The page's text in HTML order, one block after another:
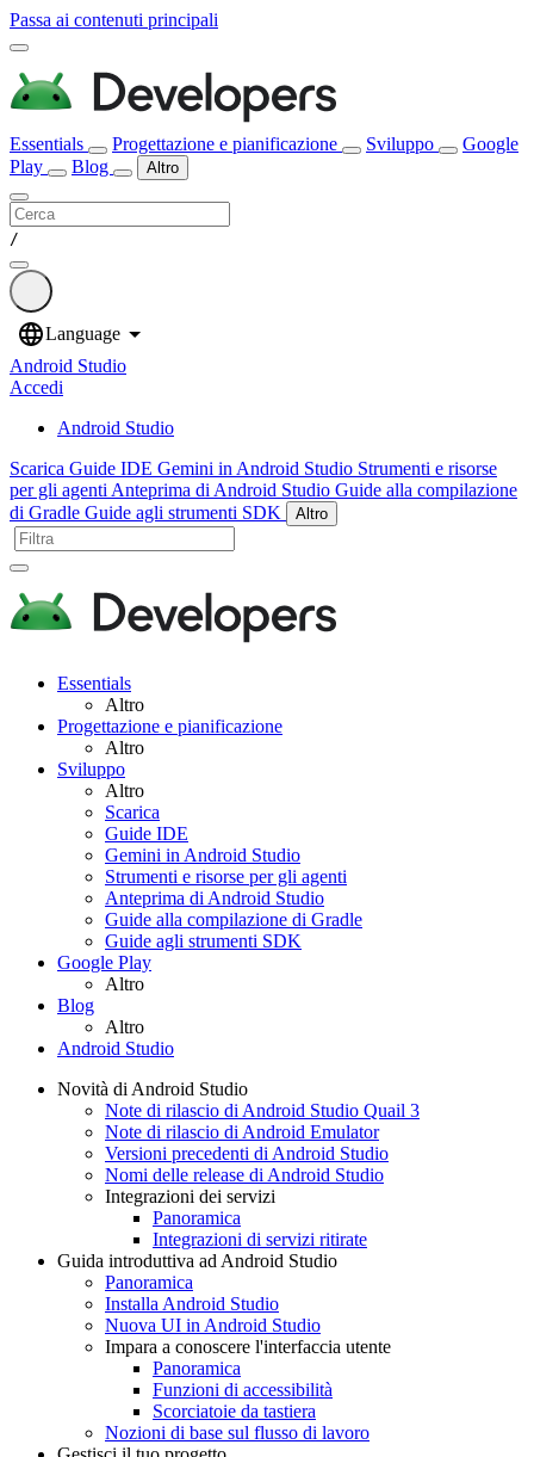
Passa ai contenuti principali
Essentials Progettazione e pianificazione Sviluppo
Google
Play
Blog Altro
/
Android Studio
Accedi
Android Studio
Scarica Guide IDE Gemini in Android Studio Strumenti e risorse
per gli agenti Anteprima di Android Studio Guide alla compilazione
di Gradle Guide agli strumenti SDK Altro
Essentials
Altro
Progettazione e pianificazione
Altro
Sviluppo
Altro
Scarica
Guide IDE
Gemini in Android Studio
Strumenti e risorse per gli agenti
Anteprima di Android Studio
Guide alla compilazione di Gradle
Guide agli strumenti SDK
Google Play
Altro
Blog
Altro
Android Studio
Novità di Android Studio
Note di rilascio di Android Studio Quail 3
Note di rilascio di Android Emulator
Versioni precedenti di Android Studio
Nomi delle release di Android Studio
Integrazioni dei servizi
Panoramica
Integrazioni di servizi ritirate
Guida introduttiva ad Android Studio
Panoramica
Installa Android Studio
Nuova UI in Android Studio
Impara a conoscere l'interfaccia utente
Panoramica
Funzioni di accessibilità
Scorciatoie da tastiera
Nozioni di base sul flusso di lavoro